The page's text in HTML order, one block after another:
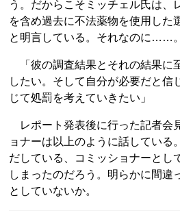
う。だからこそミッチェル氏は、
を含め過去に不法薬物を使用した
と明言している。それなのに……。
「彼の調査結果とそれの結果に
したい。そして自分が必要だと信
じて処罰を考えていきたい」
レポート発表後に行った記者会
ョナーは以上のように話している
だしている、コミッショナーとし
しまったのだろう。明らかに間違
としていないか。